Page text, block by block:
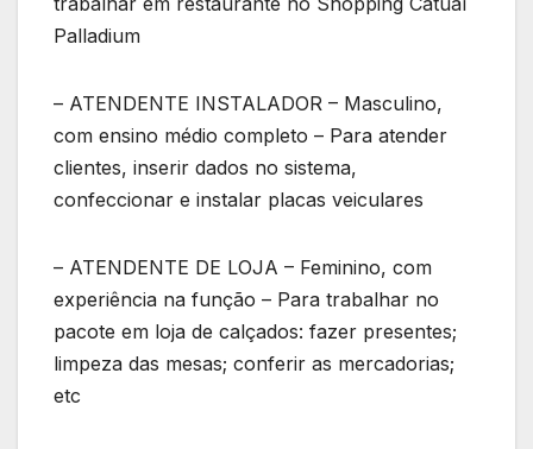
Palladium
– ATENDENTE INSTALADOR – Masculino,
com ensino médio completo – Para atender
clientes, inserir dados no sistema,
confeccionar e instalar placas veiculares
– ATENDENTE DE LOJA – Feminino, com
experiência na função – Para trabalhar no
pacote em loja de calçados: fazer presentes;
limpeza das mesas; conferir as mercadorias;
etc